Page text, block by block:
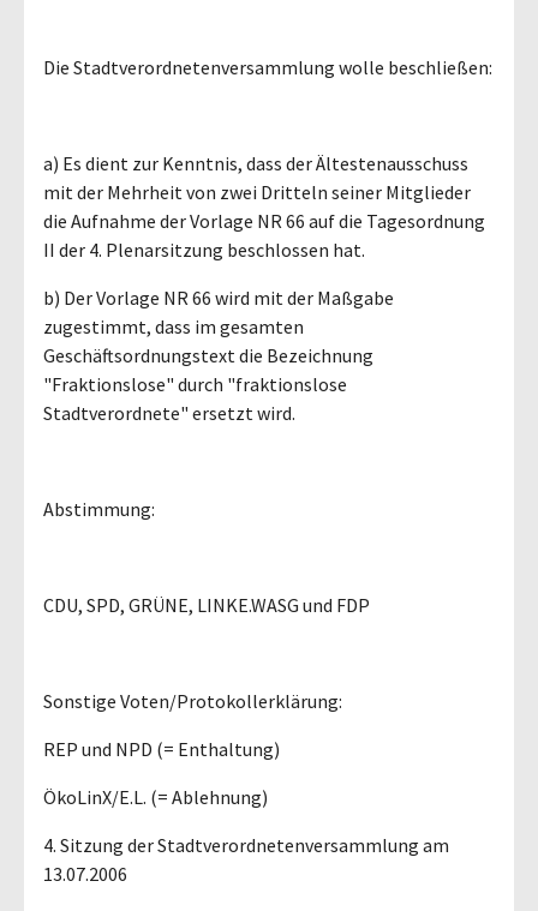
Die Stadtverordnetenversammlung wolle beschließen:
a) Es dient zur Kenntnis, dass der Ältestenausschuss
mit der Mehrheit von zwei Dritteln seiner Mitglieder
die Aufnahme der Vorlage NR 66 auf die Tagesordnung
II der 4. Plenarsitzung beschlossen hat.
b) Der Vorlage NR 66 wird mit der Maßgabe
zugestimmt, dass im gesamten
Geschäftsordnungstext die Bezeichnung
"Fraktionslose" durch "fraktionslose
Stadtverordnete" ersetzt wird.
Abstimmung:
CDU, SPD, GRÜNE, LINKE.WASG und FDP
Sonstige Voten/Protokollerklärung:
REP und NPD (= Enthaltung)
ÖkoLinX/E.L. (= Ablehnung)
4. Sitzung der Stadtverordnetenversammlung am
13.07.2006